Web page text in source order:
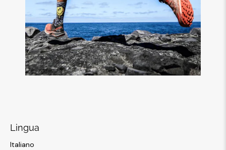
Lingua
Italiano